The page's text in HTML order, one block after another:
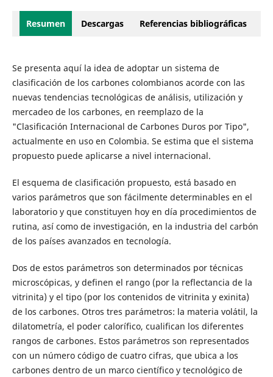
Resumen Descargas Referencias bibliográficas
Se presenta aquí la idea de adoptar un sistema de
clasificación de los carbones colombianos acorde con las
nuevas tendencias tecnológicas de análisis, utilización y
mercadeo de los carbones, en reemplazo de la
"Clasificación Internacional de Carbones Duros por Tipo",
actualmente en uso en Colombia. Se estima que el sistema
propuesto puede aplicarse a nivel internacional.
El esquema de clasificación propuesto, está basado en
varios parámetros que son fácilmente determinables en el
laboratorio y que constituyen hoy en día procedimientos de
rutina, así como de investigación, en la industria del carbón
de los países avanzados en tecnología.
Dos de estos parámetros son determinados por técnicas
microscópicas, y definen el rango (por la reflectancia de la
vitrinita) y el tipo (por los contenidos de vitrinita y exinita)
de los carbones. Otros tres parámetros: la materia volátil, la
dilatometría, el poder calorífico, cualifican los diferentes
rangos de carbones. Estos parámetros son representados
con un número código de cuatro cifras, que ubica a los
carbones dentro de un marco científico y tecnológico de